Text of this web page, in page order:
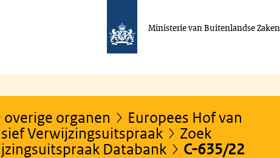
Ministerie van Buitenlandse Zaken
organen
Europees Hof van
Verwijzingsuitspraak
Zoek
Databank
C-635/22